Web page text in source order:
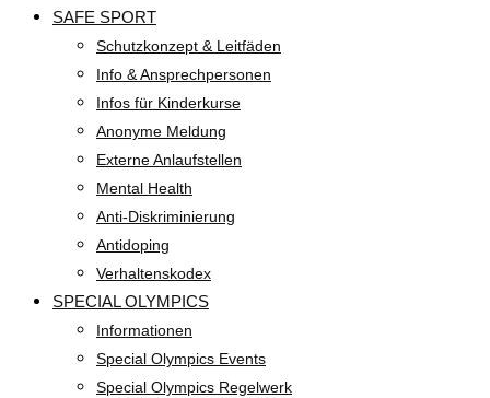
SAFE SPORT
Schutzkonzept & Leitfäden
Info & Ansprechpersonen
Infos für Kinderkurse
Anonyme Meldung
Externe Anlaufstellen
Mental Health
Anti-Diskriminierung
Antidoping
Verhaltenskodex
SPECIAL OLYMPICS
Informationen
Special Olympics Events
Special Olympics Regelwerk